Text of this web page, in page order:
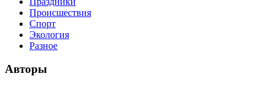
Происшествия
Спорт
Экология
Разное
Авторы